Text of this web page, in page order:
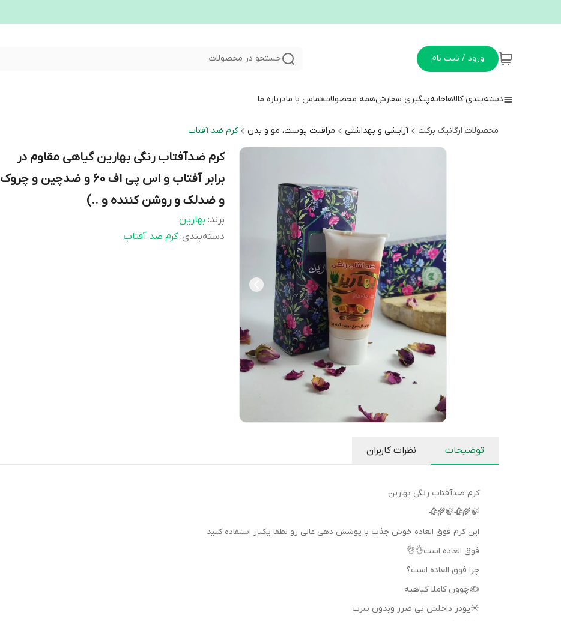
ورود / ثبت نام جستجو در محصولات
دسته‌بندی کالاهاخانهپیگیری سفارشهمه محصولاتتماس با مادرباره ما
محصولات ارگانیک برکت آرایشی و بهداشتی مراقبت پوست، مو و بدن کرم ضد آفتاب
کرم ضدآفتاب رنگی بهارین گیاهی مقاوم در
برابر آفتاب و اس پی اف 60 و ضدچین و چروک
و ضدلک و روشن کننده و ..)
برند: بهارین
دسته‌بندی:کرم ضد آفتاب
توضیحات نظرات کاربران
کرم ضدآفتاب رنگی بهارین
🍃🌾🥀🍃🌾🥀
این کرم فوق العاده خوش جذب با پوشش دهی عالی رو لطفا یکبار استفاده کنید
فوق العاده است👌👌
چرا فوق العاده است؟
✍️چوون کاملا گیاهیه
☀️پودر داخلش بی ضرر وبدون سرب